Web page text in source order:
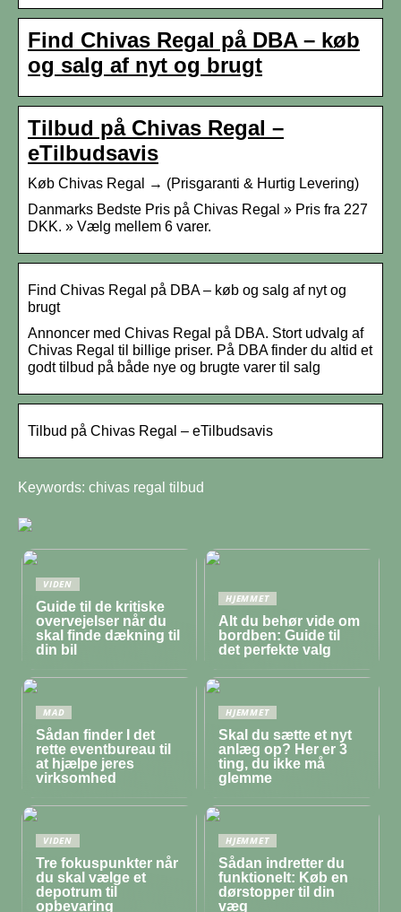
Find Chivas Regal på DBA – køb
og salg af nyt og brugt
Tilbud på Chivas Regal –
eTilbudsavis
Køb Chivas Regal → (Prisgaranti & Hurtig Levering)
Danmarks Bedste Pris på Chivas Regal » Pris fra 227
DKK. » Vælg mellem 6 varer.
Find Chivas Regal på DBA – køb og salg af nyt og
brugt
Annoncer med Chivas Regal på DBA. Stort udvalg af
Chivas Regal til billige priser. På DBA finder du altid et
godt tilbud på både nye og brugte varer til salg
Tilbud på Chivas Regal – eTilbudsavis
Keywords: chivas regal tilbud
VIDEN
Guide til de kritiske
overvejelser når du
skal finde dækning til
din bil
HJEMMET
Alt du behør vide om
bordben: Guide til
det perfekte valg
MAD
Sådan finder I det
rette eventbureau til
at hjælpe jeres
virksomhed
HJEMMET
Skal du sætte et nyt
anlæg op? Her er 3
ting, du ikke må
glemme
VIDEN
Tre fokuspunkter når
du skal vælge et
depotrum til
opbevaring
HJEMMET
Sådan indretter du
funktionelt: Køb en
dørstopper til din
væg